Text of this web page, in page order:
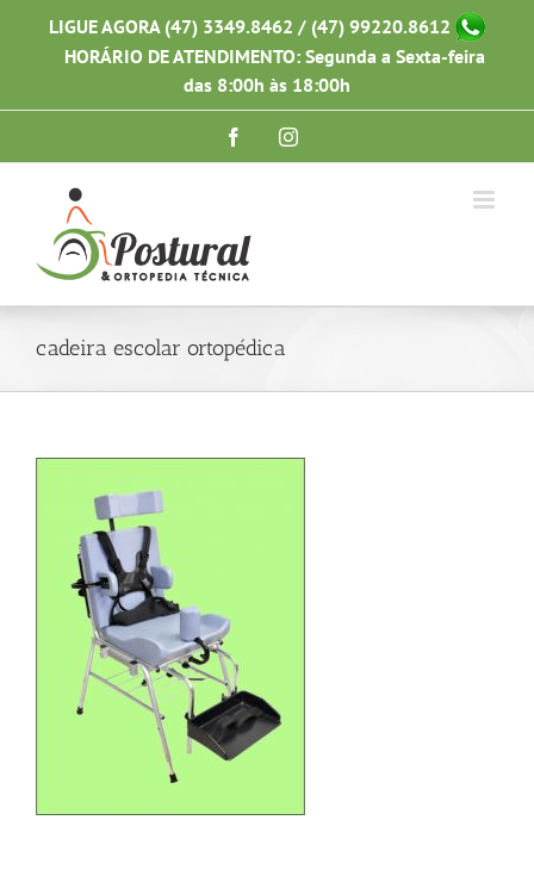
LIGUE AGORA (47) 3349.8462 / (47) 99220.8612
HORÁRIO DE ATENDIMENTO: Segunda a Sexta-feira
das 8:00h às 18:00h
FacebookInstagram
cadeira escolar ortopédica